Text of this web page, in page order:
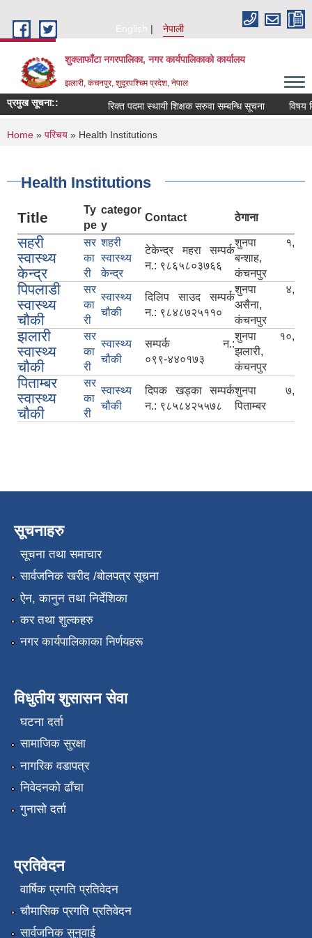
English
नेपाली
शुक्लाफाँटा नगरपालिका, नगर कार्यपालिकाको कार्यालय
झलारी, कंचनपुर, शुदूरपश्चिम प्रदेश, नेपाल
प्रमुख सूचना:: रिक्त पदमा स्थायी शिक्षक सरुवा सम्बन्धि सूचना विषय
You are here
Home » परिचय » Health Institutions
Health Institutions
Title
Ty
pe
categor
y
Contact ठेगाना
सहरी
स्वास्थ्य
केन्द्र
सर
का
री
शहरी
स्वास्थ्य
केन्द्र
टेकेन्द्र महरा सम्पर्क
न.: ९८६५८०३७६६
शुनपा १,
बन्शाह,
कंचनपुर
पिपलाडी
स्वास्थ्य
चौकी
सर
का
री
स्वास्थ्य
चौकी
दिलिप साउद सम्पर्क
न.: ९८४८७२५११०
शुनपा ४,
असैना,
कंचनपुर
झलारी
स्वास्थ्य
चौकी
सर
का
री
स्वास्थ्य
चौकी
सम्पर्क न.:
०९९‍-४४०१७३
शुनपा १०,
झलारी,
कंचनपुर
पिताम्बर
स्वास्थ्य
चौकी
सर
का
री
स्वास्थ्य
चौकी
दिपक खड्का सम्पर्क
न.: ९८५८४२५५७८
शुनपा ७,
पिताम्बर
सूचनाहरु
सूचना तथा समाचार
सार्वजनिक खरीद /बोलपत्र सूचना
ऐन, कानुन तथा निर्देशिका
कर तथा शुल्कहरु
नगर कार्यपालिकाका निर्णयहरू
विधुतीय शुसासन सेवा
घटना दर्ता
सामाजिक सुरक्षा
नागरिक वडापत्र
निवेदनको ढाँचा
गुनासो दर्ता
प्रतिवेदन
वार्षिक प्रगति प्रतिवेदन
चौमासिक प्रगति प्रतिवेदन
सार्वजनिक सुनुवाई